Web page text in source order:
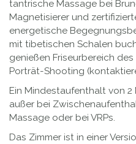
tantrische Massage bei
Magnetisierer und
energetische
mit tibetischen Schalen
genießen Friseurbereich
Porträt-Shooting
Ein Mindestaufenthalt von
außer bei
Massage oder bei VRPs.
Das Zimmer ist in einer